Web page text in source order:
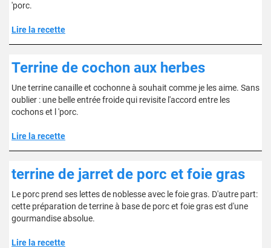
'porc.
Lire la recette
Terrine de cochon aux herbes
Une terrine canaille et cochonne à souhait comme je les aime. Sans
oublier : une belle entrée froide qui revisite l'accord entre les
cochons et l 'porc.
Lire la recette
terrine de jarret de porc et foie gras
Le porc prend ses lettes de noblesse avec le foie gras. D'autre part:
cette préparation de terrine à base de porc et foie gras est d'une
gourmandise absolue.
Lire la recette